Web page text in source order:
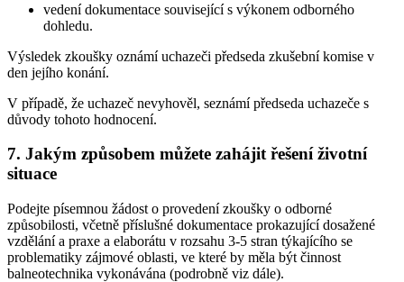
vedení dokumentace související s výkonem odborného
dohledu.
Výsledek zkoušky oznámí uchazeči předseda zkušební komise v
den jejího konání.
V případě, že uchazeč nevyhověl, seznámí předseda uchazeče s
důvody tohoto hodnocení.
7. Jakým způsobem můžete zahájit řešení životní
situace
Podejte písemnou žádost o provedení zkoušky o odborné
způsobilosti, včetně příslušné dokumentace prokazující dosažené
vzdělání a praxe a elaborátu v rozsahu 3-5 stran týkajícího se
problematiky zájmové oblasti, ve které by měla být činnost
balneotechnika vykonávána (podrobně viz dále).